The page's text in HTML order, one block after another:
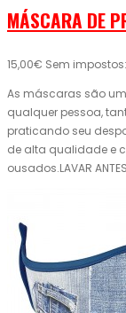
MÁSCARA DE
15,00€ Sem
As máscaras são
qualquer pessoa,
praticando seu
de alta qualidade e
ousados.LAVAR